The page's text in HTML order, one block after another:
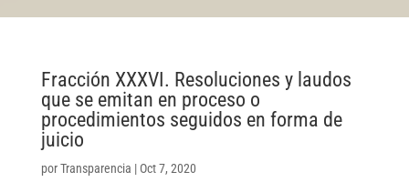
Fracción XXXVI. Resoluciones y laudos
que se emitan en proceso o
procedimientos seguidos en forma de
juicio
porTransparencia | Oct 7, 2020